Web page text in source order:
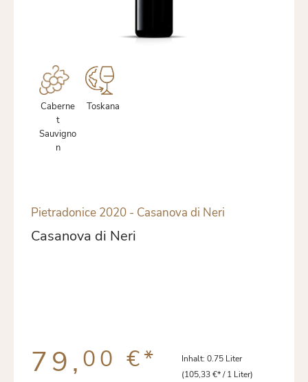
Caberne
t
Sauvigno
n
Toskana
Pietradonice 2020 - Casanova di Neri
Casanova di Neri
79, 00 €* Inhalt: 0.75 Liter
(105,33 €* / 1 Liter)